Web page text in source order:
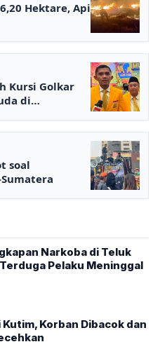
Hektare, Api
Kursi Golkar
di
soal
Narkoba di Teluk
Pelaku Meninggal
Korban Dibacok dan